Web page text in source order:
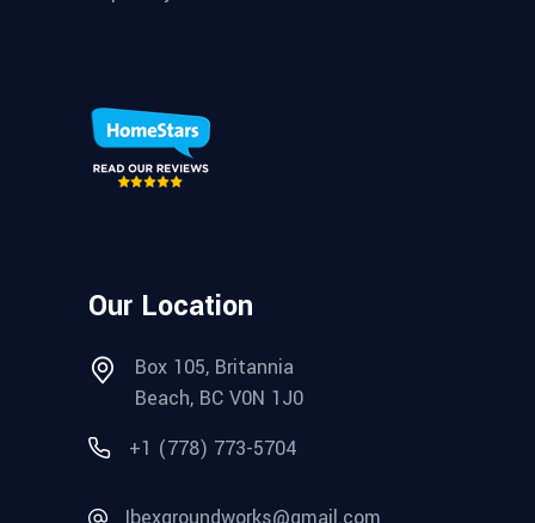
Our Location
Box 105, Britannia
Beach, BC V0N 1J0
+1 (778) 773-5704
Ibexgroundworks@gmail.com